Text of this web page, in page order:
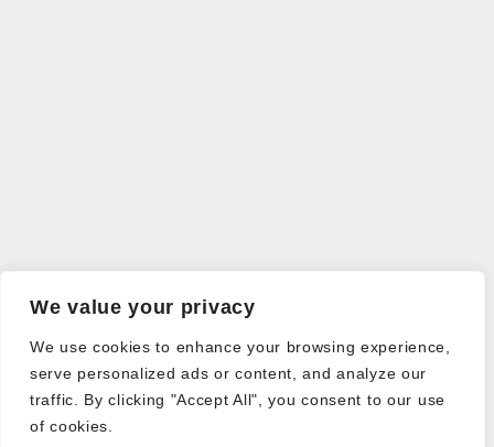
We value your privacy
We use cookies to enhance your browsing experience,
serve personalized ads or content, and analyze our
traffic. By clicking "Accept All", you consent to our use
of cookies.